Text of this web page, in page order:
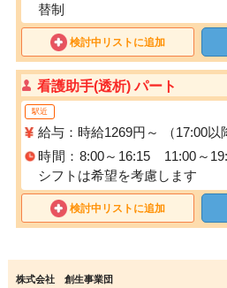
替制
検討中リストに追加
看護助手(透析) パート
駅近
給与：時給1269円～ （17:00以
時間：8:00～16:15 11:00～
シフトは希望を考慮します
検討中リストに追加
株式会社 創生事業団